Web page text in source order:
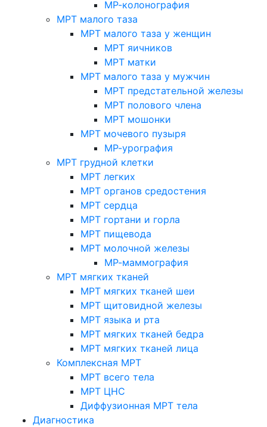
МР-колонография
МРТ малого таза
МРТ малого таза у женщин
МРТ яичников
МРТ матки
МРТ малого таза у мужчин
МРТ предстательной железы
МРТ полового члена
МРТ мошонки
МРТ мочевого пузыря
МР-урография
МРТ грудной клетки
МРТ легких
МРТ органов средостения
МРТ сердца
МРТ гортани и горла
МРТ пищевода
МРТ молочной железы
МР-маммография
МРТ мягких тканей
МРТ мягких тканей шеи
МРТ щитовидной железы
МРТ языка и рта
МРТ мягких тканей бедра
МРТ мягких тканей лица
Комплексная МРТ
МРТ всего тела
МРТ ЦНС
Диффузионная МРТ тела
Диагностика